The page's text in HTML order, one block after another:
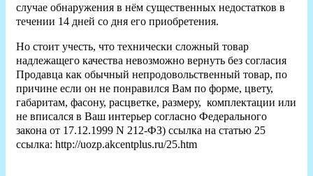
случае обнаружения в нём существенных недостатков в
течении 14 дней со дня его приобретения.
Но стоит учесть, что технически сложный товар
надлежащего качества невозможно вернуть без согласия
Продавца как обычный непродовольственный товар, по
причине если он не понравился Вам по форме, цвету,
габаритам, фасону, расцветке, размеру, комплектации или
не вписался в Ваш интерьер согласно Федерального
закона от 17.12.1999 N 212-ФЗ) ссылка на статью 25
ссылка: http://uozp.akcentplus.ru/25.htm